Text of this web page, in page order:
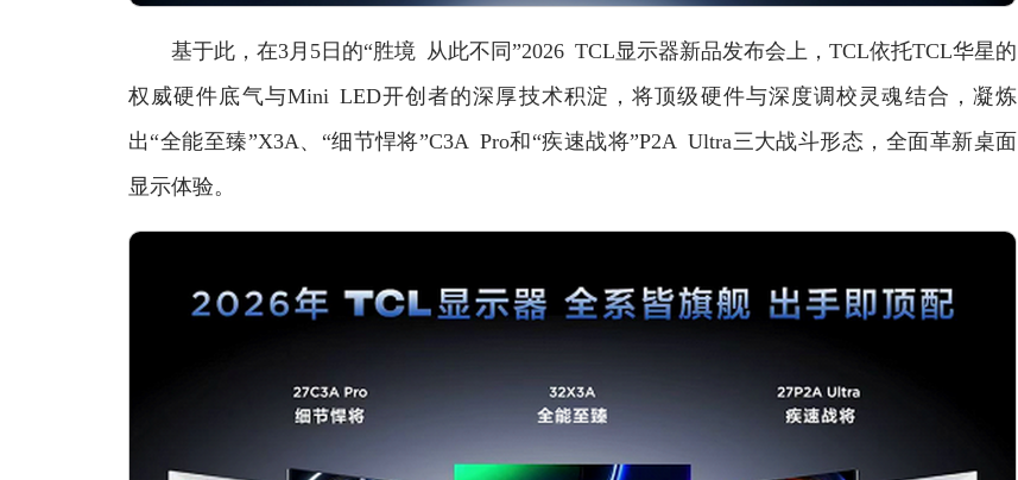
基于此，在3月5日的“胜境 从此不同”2026 TCL显示器新品发布会上，TCL依托TCL华星的
权威硬件底气与Mini LED开创者的深厚技术积淀，将顶级硬件与深度调校灵魂结合，凝炼
出“全能至臻”X3A、“细节悍将”C3A Pro和“疾速战将”P2A Ultra三大战斗形态，全面革新桌面
显示体验。